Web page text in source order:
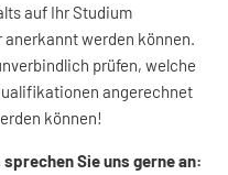
auf Ihr Studium
werden können.
prüfen, welche
angerechnet
können!
Sie uns gerne an: